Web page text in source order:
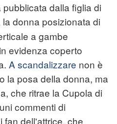
dalla figlia di
la donna posizionata di
a gambe
evidenza coperto
A scandalizzare non è
la posa della donna, ma
che ritrae la Cupola di
commenti di
fan dell'attrice, che